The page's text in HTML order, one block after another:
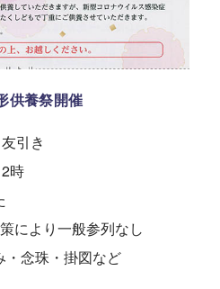
供養祭開催
引き
時
により一般参列なし
・念珠・掛図など